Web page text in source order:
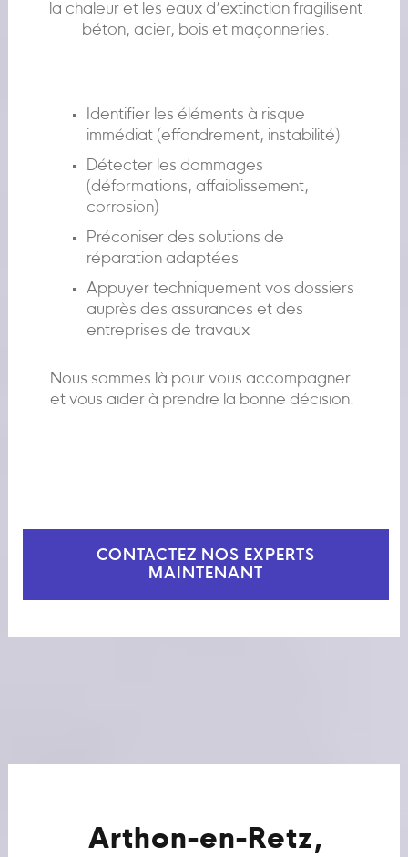
la chaleur et les eaux d’extinction fragilisent
béton, acier, bois et maçonneries.
Identifier les éléments à risque
immédiat (effondrement, instabilité)
Détecter les dommages
(déformations, affaiblissement,
corrosion)
Préconiser des solutions de
réparation adaptées
Appuyer techniquement vos dossiers
auprès des assurances et des
entreprises de travaux
Nous sommes là pour vous accompagner
et vous aider à prendre la bonne décision.
CONTACTEZ NOS EXPERTS
MAINTENANT
Arthon-en-Retz,